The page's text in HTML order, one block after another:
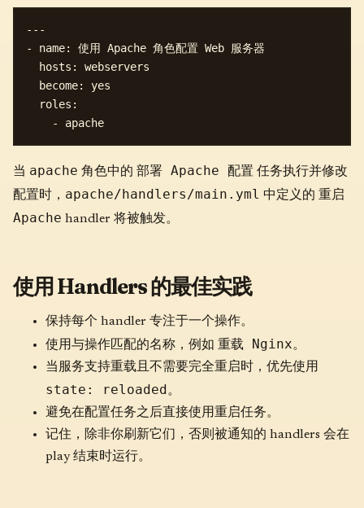
---
- name: 使用 Apache 角色配置 Web 服务器
  hosts: webservers
  become: yes
  roles:
当 apache 角色中的 部署 Apache 配置 任务执行并修改
配置时， apache/handlers/main.yml 中定义的 重启
Apache handler 将被触发。
使用 Handlers 的最佳实践
保持每个 handler 专注于一个操作。
使用与操作匹配的名称，例如 重载 Nginx。
当服务支持重载且不需要完全重启时，优先使用
state: reloaded。
避免在配置任务之后直接使用重启任务。
记住，除非你刷新它们，否则被通知的 handlers 会在
play 结束时运行。